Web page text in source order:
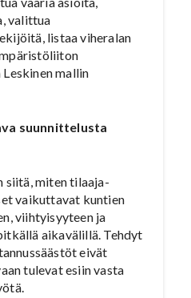
valittua
listaa viheralan
mallin
suunnittelusta
siitä, miten tilaaja-
vaikuttavat kuntien
viihtyisyyteen ja
aikavälillä. Tehdyt
eivät
tulevat esiin vasta